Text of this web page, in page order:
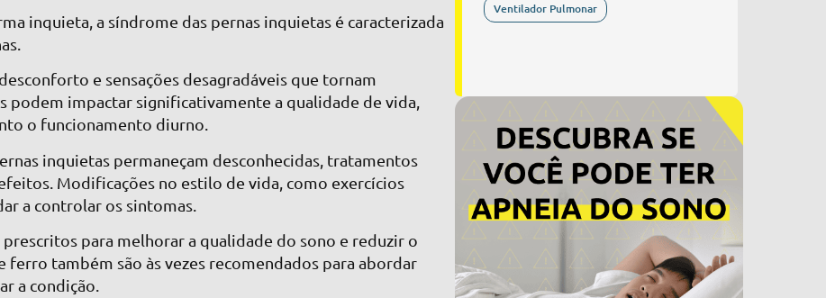
inquieta, a síndrome das pernas inquietas é caracterizada
e sensações desagradáveis que tornam
podem impactar significativamente a qualidade de vida,
o funcionamento diurno.
inquietas permaneçam desconhecidas, tratamentos
Modificações no estilo de vida, como exercícios
a controlar os sintomas.
para melhorar a qualidade do sono e reduzir o
ferro também são às vezes recomendados para abordar
a condição.
Ventilador Pulmonar